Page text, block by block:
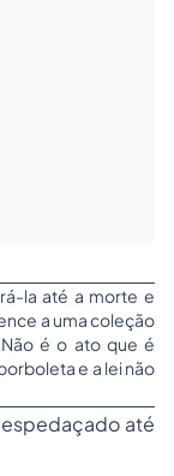
la até a morte e
a uma coleção
é o ato que é
e a lei não
até